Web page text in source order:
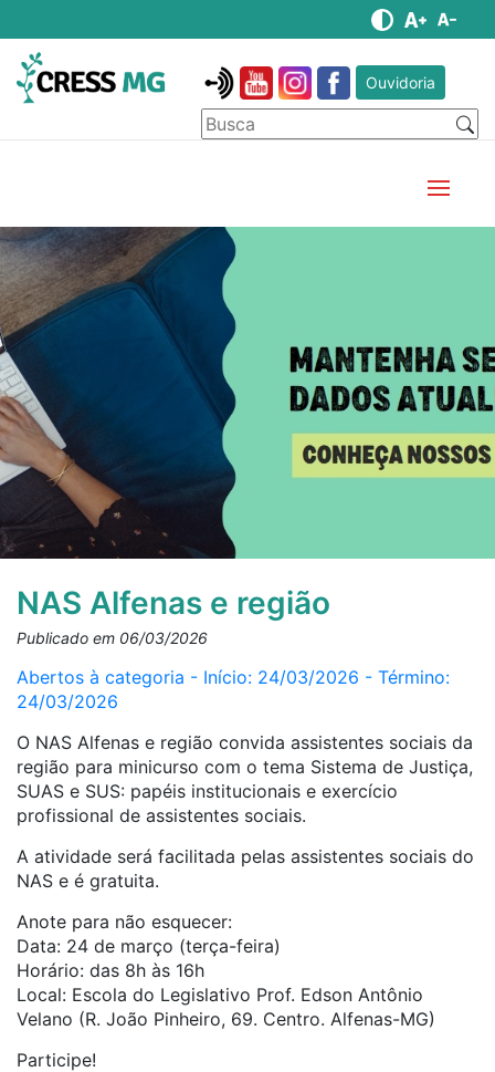
Ouvidoria
NAS Alfenas e região
Publicado em 06/03/2026
Abertos à categoria - Início: 24/03/2026 - Término:
24/03/2026
O NAS Alfenas e região convida assistentes sociais da
região para minicurso com o tema Sistema de Justiça,
SUAS e SUS: papéis institucionais e exercício
profissional de assistentes sociais.
A atividade será facilitada pelas assistentes sociais do
NAS e é gratuita.
Anote para não esquecer:
Data: 24 de março (terça-feira)
Horário: das 8h às 16h
Local: Escola do Legislativo Prof. Edson Antônio
Velano (R. João Pinheiro, 69. Centro. Alfenas-MG)
Participe!